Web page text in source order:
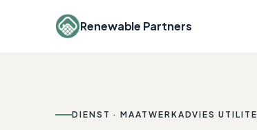
Renewable Partners
DIENST · MAATWERKADVIES